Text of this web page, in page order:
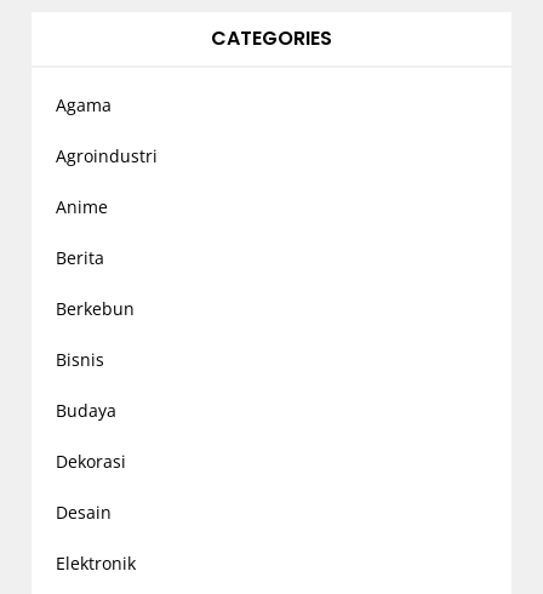
CATEGORIES
Agama
Agroindustri
Anime
Berita
Berkebun
Bisnis
Budaya
Dekorasi
Desain
Elektronik